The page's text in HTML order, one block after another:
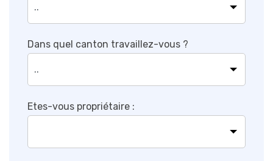
Dans quel canton travaillez-vous ?
Etes-vous propriétaire :